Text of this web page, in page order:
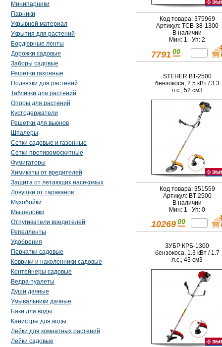
Минипарники
Парники
Укрывной материал
Укрытия для растений
Бордюрные ленты
Дорожки садовые
Заборы садовые
Решетки газонные
Подвязки для растений
Таблички для растений
Опоры для растений
Кустодержатели
Решетки для вьюнов
Шпалеры
Сетки садовые и газонные
Сетки противомоскитные
Фумигаторы
Химикаты от вредителей
Защита от летающих насекомых
Ловушки от тараканов
Мухобойки
Мышеловки
Отпугиватели вредителей
Репелленты
Удобрения
Перчатки садовые
Коврики и наколенники садовые
Контейнеры садовые
Ведра-туалеты
Души дачные
Умывальники дачные
Баки для воды
Канистры для воды
Лейки для комнатных растений
Лейки садовые
Код товара: 375969
Артикул: ТСВ-38-1300
В наличии
Мин: 1 Уп: 2
7791 00
STEHER BT-2500
бензокоса, 2.5 кВт / 3.3
л.с., 52 см3
Код товара: 351559
Артикул: BT-2500
В наличии
Мин: 1 Уп: 0
10269 00
ЗУБР КРБ-1300
бензокоса, 1.3 кВт / 1.7
л.с., 43 см3